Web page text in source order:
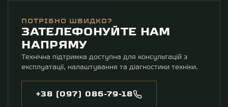
ПОТРІБНО ШВИДКО?
ЗАТЕЛЕФОНУЙТЕ НАМ
НАПРЯМУ
Технічна підтримка доступна для консультацій з
експлуатації, налаштування та діагностики техніки.
+38 (097) 086-79-18